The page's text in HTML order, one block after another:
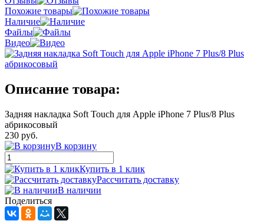
Похожие товары
Наличие
Файлы
Видео
Описание товара:
Задняя накладка Soft Touch для Apple iPhone 7 Plus/8 Plus
абрикосовый
230 руб.
В корзину
Купить в 1 клик
Рассчитать доставку
В наличии
Поделиться